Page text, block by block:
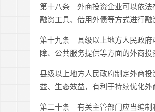
第十八条 外商投资企业可以依法
融资工具、借用外债等方式进行融
第十九条 县级以上地方人民政府
障、公共服务提供等方面的外商投
县级以上地方人民政府制定外商
益、生态效益，有利于持续优化外
第二十条 有关主管部门应当编制